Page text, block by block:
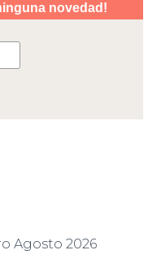
Agosto 2026